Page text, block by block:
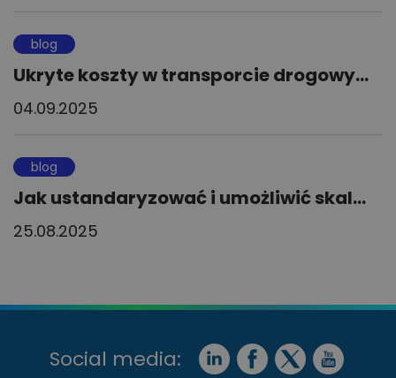
blog
Ukryte koszty w transporcie drogowy...
04.09.2025
blog
Jak ustandaryzować i umożliwić skal...
25.08.2025
Social media: